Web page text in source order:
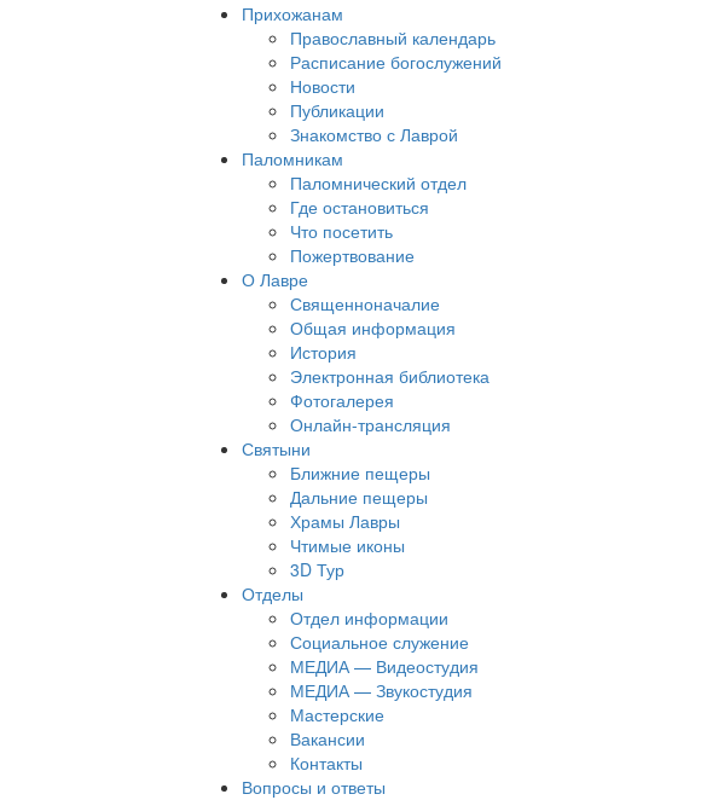
Прихожанам
Православный календарь
Расписание богослужений
Новости
Публикации
Знакомство с Лаврой
Паломникам
Паломнический отдел
Где остановиться
Что посетить
Пожертвование
О Лавре
Священноначалие
Общая информация
История
Электронная библиотека
Фотогалерея
Онлайн-трансляция
Святыни
Ближние пещеры
Дальние пещеры
Храмы Лавры
Чтимые иконы
3D Тур
Отделы
Отдел информации
Социальное служение
МЕДИА — Видеостудия
МЕДИА — Звукостудия
Мастерские
Вакансии
Контакты
Вопросы и ответы